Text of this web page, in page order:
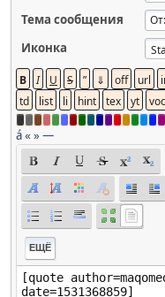
Тема сообщения
Иконка
á« »—
ЕЩЁ